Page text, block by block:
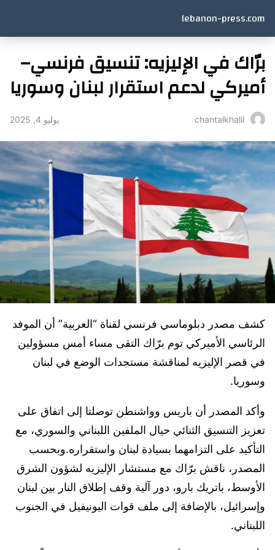
lebanon-press.com
برّاك في الإليزيه: تنسيق فرنسي–
أميركي لدعم استقرار لبنان وسوريا
chantalkhalil يوليو 4, 2025
كشف مصدر دبلوماسي فرنسي لقناة “العربية” أن الموفد
الرئاسي الأميركي توم برّاك التقى مساء أمس مسؤولين
في قصر الإليزيه لمناقشة مستجدات الوضع في لبنان
وسوريا.
وأكد المصدر أن باريس وواشنطن توصلتا إلى اتفاق على
تعزيز التنسيق الثنائي حيال الملفين اللبناني والسوري، مع
التأكيد على التزامهما بسيادة لبنان واستقراره.وبحسب
المصدر، ناقش برّاك مع مستشار الإليزيه لشؤون الشرق
الأوسط، باتريك بارو، دور آلية وقف إطلاق النار بين لبنان
وإسرائيل، بالإضافة إلى ملف قوات اليونيفيل في الجنوب
اللبناني.